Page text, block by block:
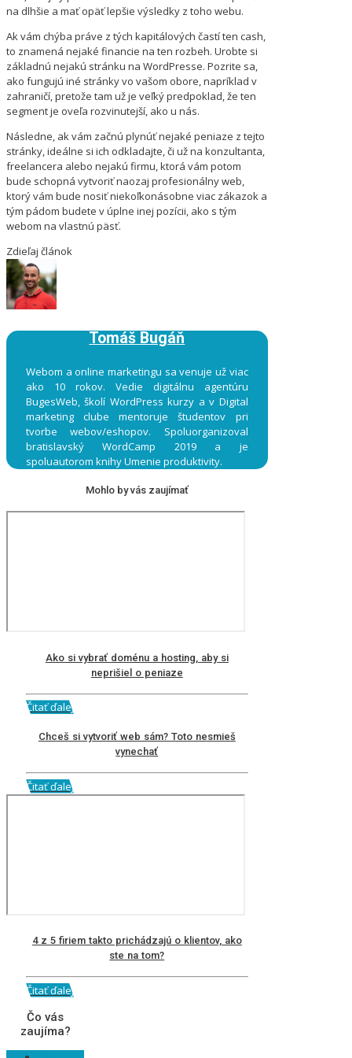
na dlhšie a mať opäť lepšie výsledky z toho webu.
Ak vám chýba práve z tých kapitálových častí ten cash,
to znamená nejaké financie na ten rozbeh. Urobte si
základnú nejakú stránku na WordPresse. Pozrite sa,
ako fungujú iné stránky vo vašom obore, napríklad v
zahraničí, pretože tam už je veľký predpoklad, že ten
segment je oveľa rozvinutejší, ako u nás.
Následne, ak vám začnú plynúť nejaké peniaze z tejto
stránky, ideálne si ich odkladajte, či už na konzultanta,
freelancera alebo nejakú firmu, ktorá vám potom
bude schopná vytvoriť naozaj profesionálny web,
ktorý vám bude nosiť niekoľkonásobne viac zákazok a
tým pádom budete v úplne inej pozícii, ako s tým
webom na vlastnú päsť.
Zdieľaj článok
Tomáš Bugáň
Webom a online marketingu sa venuje už viac
ako 10 rokov. Vedie digitálnu agentúru
BugesWeb, školí WordPress kurzy a v Digital
marketing clube mentoruje študentov pri
tvorbe webov/eshopov. Spoluorganizoval
bratislavský WordCamp 2019 a je
spoluautorom knihy Umenie produktivity.
Mohlo by vás zaujímať
Ako si vybrať doménu a hosting, aby si
neprišiel o peniaze
Čitať ďalej
Chceš si vytvoriť web sám? Toto nesmieš
vynechať
Čitať ďalej
4 z 5 firiem takto prichádzajú o klientov, ako
ste na tom?
Čitať ďalej
Čo vás
zaujíma?